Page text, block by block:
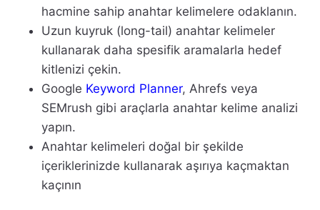
hacmine sahip anahtar kelimelere odaklanın.
Uzun kuyruk (long-tail) anahtar kelimeler
kullanarak daha spesifik aramalarla hedef
kitlenizi çekin.
Google Keyword Planner, Ahrefs veya
SEMrush gibi araçlarla anahtar kelime analizi
yapın.
Anahtar kelimeleri doğal bir şekilde
içeriklerinizde kullanarak aşırıya kaçmaktan
kaçının